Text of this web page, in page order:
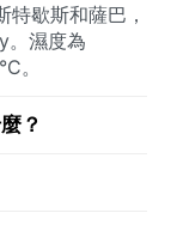
歇斯和薩巴，
。濕度為
。
？